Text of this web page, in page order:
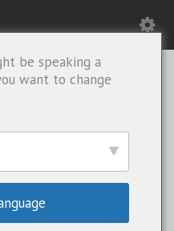
be speaking a
want to change